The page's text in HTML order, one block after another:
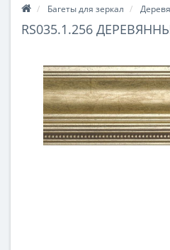
Багеты для зеркал
RS035.1.256